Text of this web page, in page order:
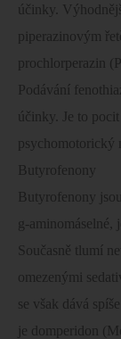
účinky.
piperazinovým
prochlorperazin
Podávání
účinky. Je to
psychomotorický
Butyrofenony
Butyrofenony
g-aminomáselné,
Současně tlumí
omezenými
se však dává
je domperidon